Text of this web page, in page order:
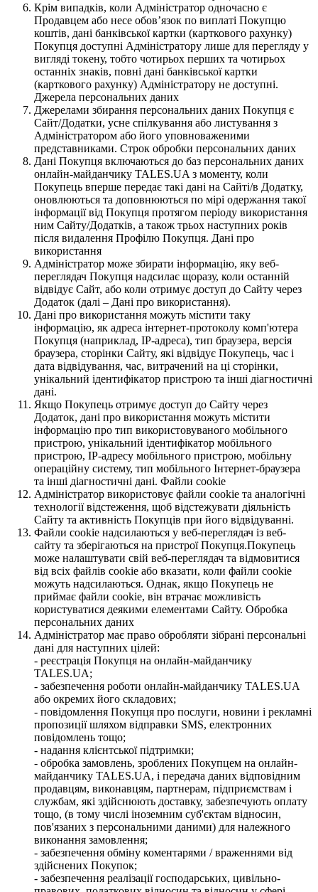
Крім випадків, коли Адміністратор одночасно є
Продавцем або несе обов’язок по виплаті Покупцю
коштів, дані банківської картки (карткового рахунку)
Покупця доступні Адміністратору лише для перегляду у
вигляді токену, тобто чотирьох перших та чотирьох
останніх знаків, повні дані банківської картки
(карткового рахунку) Адміністратору не доступні.
Джерела персональних даних
Джерелами збирання персональних даних Покупця є
Сайт/Додатки, усне спілкування або листування з
Адміністратором або його уповноваженими
представниками. Строк обробки персональних даних
Дані Покупця включаються до баз персональних даних
онлайн-майданчику TALES.UA з моменту, коли
Покупець вперше передає такі дані на Сайті/в Додатку,
оновлюються та доповнюються по мірі одержання такої
інформації від Покупця протягом періоду використання
ним Сайту/Додатків, а також трьох наступних років
після видалення Профілю Покупця. Дані про
використання
Адміністратор може збирати інформацію, яку веб-
переглядач Покупця надсилає щоразу, коли останній
відвідує Сайт, або коли отримує доступ до Сайту через
Додаток (далі – Дані про використання).
Дані про використання можуть містити таку
інформацію, як адреса інтернет-протоколу комп'ютера
Покупця (наприклад, IP-адреса), тип браузера, версія
браузера, сторінки Сайту, які відвідує Покупець, час і
дата відвідування, час, витрачений на ці сторінки,
унікальний ідентифікатор пристрою та інші діагностичні
дані.
Якщо Покупець отримує доступ до Сайту через
Додаток, дані про використання можуть містити
інформацію про тип використовуваного мобільного
пристрою, унікальний ідентифікатор мобільного
пристрою, IP-адресу мобільного пристрою, мобільну
операційну систему, тип мобільного Інтернет-браузера
та інші діагностичні дані. Файли cookie
Адміністратор використовує файли cookie та аналогічні
технології відстеження, щоб відстежувати діяльність
Сайту та активність Покупців при його відвідуванні.
Файли cookie надсилаються у веб-переглядач із веб-
сайту та зберігаються на пристрої Покупця.Покупець
може налаштувати свій веб-переглядач та відмовитися
від всіх файлів cookie або вказати, коли файли cookie
можуть надсилаються. Однак, якщо Покупець не
приймає файли cookie, він втрачає можливість
користуватися деякими елементами Сайту. Обробка
персональних даних
Адміністратор має право обробляти зібрані персональні
дані для наступних цілей:
- реєстрація Покупця на онлайн-майданчику
TALES.UA;
- забезпечення роботи онлайн-майданчику TALES.UA
або окремих його складових;
- повідомлення Покупця про послуги, новини і рекламні
пропозиції шляхом відправки SMS, електронних
повідомлень тощо;
- надання клієнтської підтримки;
- обробка замовлень, зроблених Покупцем на онлайн-
майданчику TALES.UA, і передача даних відповідним
продавцям, виконавцям, партнерам, підприємствам і
службам, які здійснюють доставку, забезпечують оплату
тощо, (в тому числі іноземним суб'єктам відносин,
пов'язаних з персональними даними) для належного
виконання замовлення;
- забезпечення обміну коментарями / враженнями від
здійснених Покупок;
- забезпечення реалізації господарських, цивільно-